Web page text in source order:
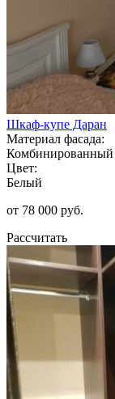
Шкаф-купе Даран
Материал фасада:
Комбинированный
Цвет:
Белый
от 78 000 руб.
Рассчитать